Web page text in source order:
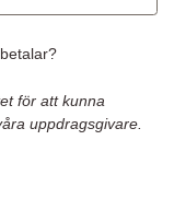
för att kunna
uppdragsgivare.